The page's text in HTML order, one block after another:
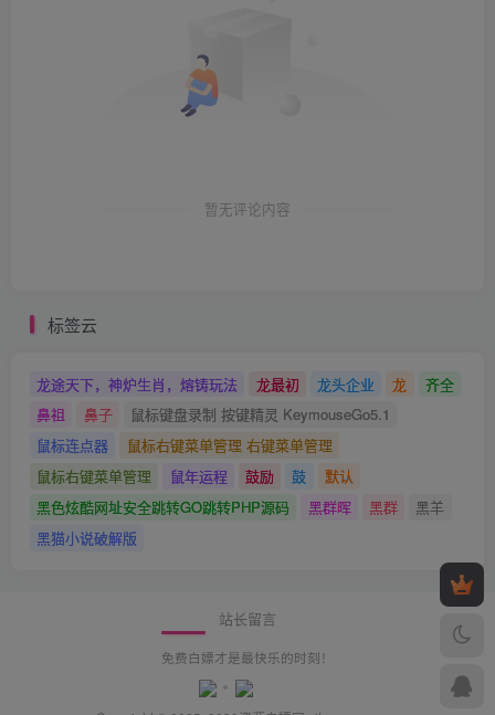
暂无评论内容
标签云
龙途天下，神炉生肖，熔铸玩法 龙最初 龙头企业 龙
齐全
鼻祖
鼻子
鼠标键盘录制 按键精灵 KeymouseGo5.1
鼠标连点器
鼠标右键菜单管理 右键菜单管理
鼠标右键菜单管理
鼠年运程 鼓励 鼓
默认
黑色炫酷网址安全跳转GO跳转PHP源码
黑群晖 黑群
黑羊
黑猫小说破解版
站长留言
免费白嫖才是最快乐的时刻！